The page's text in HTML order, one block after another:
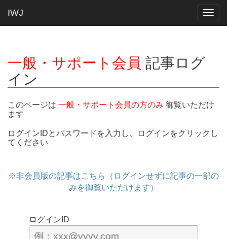
IWJ
一般・サポート会員 記事ログ
イン
このページは 一般・サポート会員の方のみ 御覧いただけ
ます
ログインIDとパスワードを入力し、ログインをクリックし
てください
※非会員版の記事はこちら（ログインせずに記事の一部の
みを御覧いただけます）
ログインID